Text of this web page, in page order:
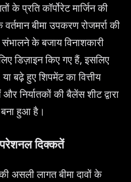
के प्रति कॉर्पोरेट मार्जिन की
बीमा उपकरण रोजमर्रा की
के बजाय विनाशकारी
डिज़ाइन किए गए हैं, इसलिए
बढ़े हुए शिपमेंट का वित्तीय
और निर्यातकों की बैलेंस शीट द्वारा
हुआ है।
दिक्कतें
असली लागत बीमा दावों के